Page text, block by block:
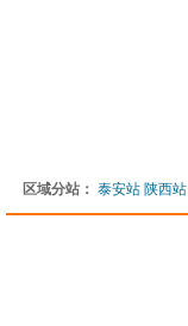
区域分站： 泰安站 陕西站